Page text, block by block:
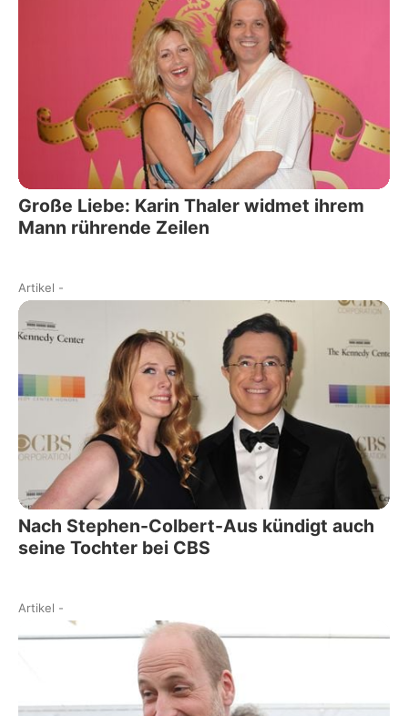
Große Liebe: Karin Thaler widmet ihrem
Mann rührende Zeilen
Artikel -
Nach Stephen-Colbert-Aus kündigt auch
seine Tochter bei CBS
Artikel -